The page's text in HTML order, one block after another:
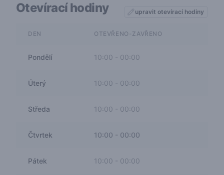
Otevírací hodiny upravit otevírací hodiny
DEN OTEVŘENO-ZAVŘENO
Pondělí 10:00 - 00:00
Úterý 10:00 00:00
Středa 10:00 - 00:00
Čtvrtek 10:00 - 00:00
Pátek 10:00 - 00:00